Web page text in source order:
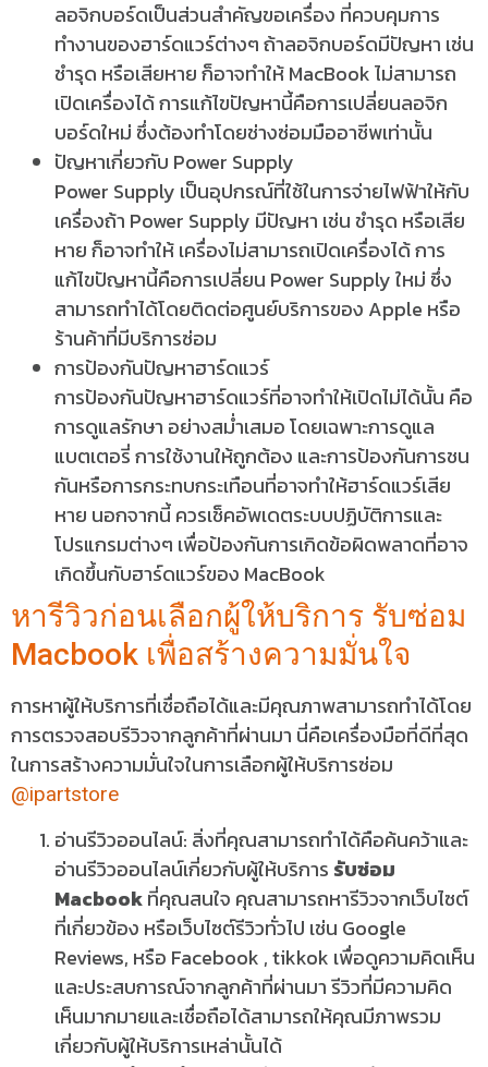
ลอจิกบอร์ดเป็นส่วนสำคัญขอเครื่อง ที่ควบคุมการ
ทำงานของฮาร์ดแวร์ต่างๆ ถ้าลอจิกบอร์ดมีปัญหา เช่น
ชำรุด หรือเสียหาย ก็อาจทำให้ MacBook ไม่สามารถ
เปิดเครื่องได้ การแก้ไขปัญหานี้คือการเปลี่ยนลอจิก
บอร์ดใหม่ ซึ่งต้องทำโดยช่างซ่อมมืออาชีพเท่านั้น
ปัญหาเกี่ยวกับ Power Supply
Power Supply เป็นอุปกรณ์ที่ใช้ในการจ่ายไฟฟ้าให้กับ
เครื่องถ้า Power Supply มีปัญหา เช่น ชำรุด หรือเสีย
หาย ก็อาจทำให้ เครื่องไม่สามารถเปิดเครื่องได้ การ
แก้ไขปัญหานี้คือการเปลี่ยน Power Supply ใหม่ ซึ่ง
สามารถทำได้โดยติดต่อศูนย์บริการของ Apple หรือ
ร้านค้าที่มีบริการซ่อม
การป้องกันปัญหาฮาร์ดแวร์
การป้องกันปัญหาฮาร์ดแวร์ที่อาจทำให้เปิดไม่ได้นั้น คือ
การดูแลรักษา อย่างสม่ำเสมอ โดยเฉพาะการดูแล
แบตเตอรี่ การใช้งานให้ถูกต้อง และการป้องกันการชน
กันหรือการกระทบกระเทือนที่อาจทำให้ฮาร์ดแวร์เสีย
หาย นอกจากนี้ ควรเช็คอัพเดตระบบปฏิบัติการและ
โปรแกรมต่างๆ เพื่อป้องกันการเกิดข้อผิดพลาดที่อาจ
เกิดขึ้นกับฮาร์ดแวร์ของ MacBook
หารีวิวก่อนเลือกผู้ให้บริการ รับซ่อม
Macbook เพื่อสร้างความมั่นใจ
การหาผู้ให้บริการที่เชื่อถือได้และมีคุณภาพสามารถทำได้โดย
การตรวจสอบรีวิวจากลูกค้าที่ผ่านมา นี่คือเครื่องมือที่ดีที่สุด
ในการสร้างความมั่นใจในการเลือกผู้ให้บริการซ่อม
@ipartstore
อ่านรีวิวออนไลน์: สิ่งที่คุณสามารถทำได้คือค้นคว้าและ
อ่านรีวิวออนไลน์เกี่ยวกับผู้ให้บริการ รับซ่อม
Macbookที่คุณสนใจ คุณสามารถหารีวิวจากเว็บไซต์
ที่เกี่ยวข้อง หรือเว็บไซต์รีวิวทั่วไป เช่น Google
Reviews, หรือ Facebook , tikkok เพื่อดูความคิดเห็น
และประสบการณ์จากลูกค้าที่ผ่านมา รีวิวที่มีความคิด
เห็นมากมายและเชื่อถือได้สามารถให้คุณมีภาพรวม
เกี่ยวกับผู้ให้บริการเหล่านั้นได้